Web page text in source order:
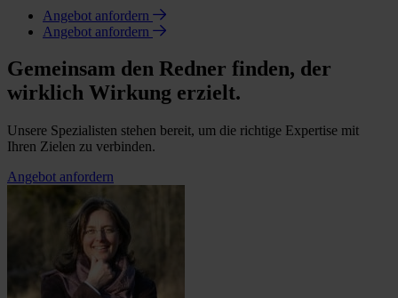
Angebot anfordern
Angebot anfordern
Gemeinsam den Redner finden, der
wirklich Wirkung erzielt.
Unsere Spezialisten stehen bereit, um die richtige Expertise mit
Ihren Zielen zu verbinden.
Angebot anfordern